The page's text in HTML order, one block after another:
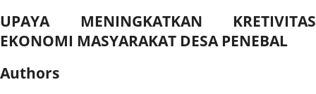
UPAYA MENINGKATKAN KRETIVITAS
EKONOMI MASYARAKAT DESA PENEBAL
Authors